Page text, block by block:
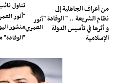
من أعراف الجاهلية إلى
نظام الشريعة .. " الوفادة "
و أثرها في تأسيس الدولة
الإسلامية
أنور
العمري
تناول
"أنور
منشور